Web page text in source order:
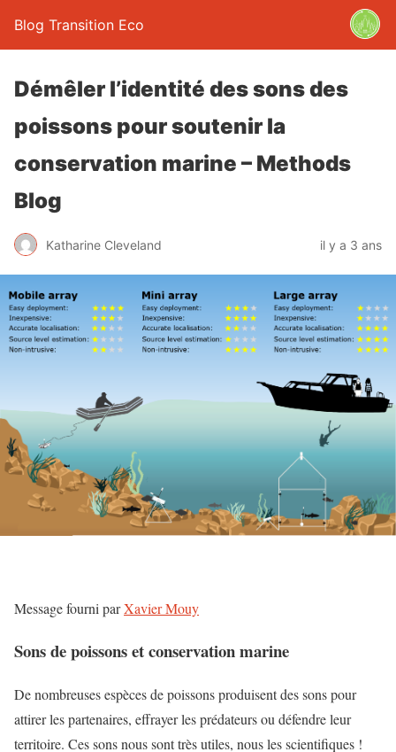
Blog Transition Eco
Démêler l’identité des sons des
poissons pour soutenir la
conservation marine – Methods
Blog
Katharine Cleveland il y a 3 ans
Message fourni parXavier Mouy
Sons de poissons et conservation marine
De nombreuses espèces de poissons produisent des sons pour
attirer les partenaires, effrayer les prédateurs ou défendre leur
territoire. Ces sons nous sont très utiles, nous les scientifiques !